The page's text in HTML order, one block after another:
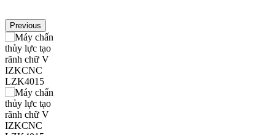
Previous